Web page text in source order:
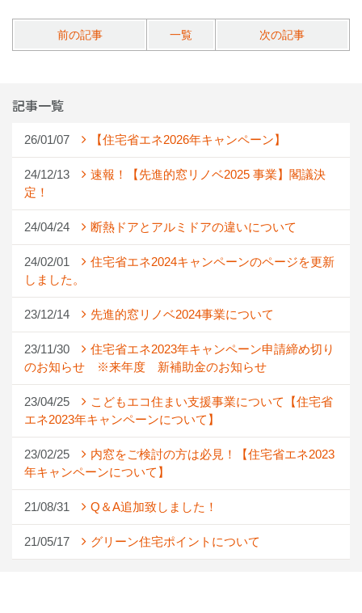
前の記事 一覧 次の記事
記事一覧
26/01/07 【住宅省エネ2026年キャンペーン】
24/12/13
速報！【先進的窓リノベ2025 事業】閣議決
定！
24/04/24 断熱ドアとアルミドアの違いについて
24/02/01
住宅省エネ2024キャンペーンのページを更新
しました。
23/12/14 先進的窓リノベ2024事業について
23/11/30
住宅省エネ2023年キャンペーン申請締め切り
のお知らせ ※来年度 新補助金のお知らせ
23/04/25
こどもエコ住まい支援事業について【住宅省
エネ2023年キャンペーンについて】
23/02/25
内窓をご検討の方は必見！【住宅省エネ2023
年キャンペーンについて】
21/08/31 Q＆A追加致しました！
21/05/17 グリーン住宅ポイントについて